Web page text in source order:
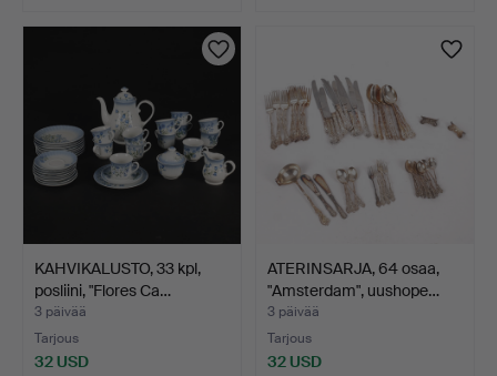
KAHVIKALUSTO, 33 kpl,
posliini, "Flores Ca…
3 päivää
Tarjous
32 USD
ATERINSARJA, 64 osaa,
"Amsterdam", uushope…
3 päivää
Tarjous
32 USD